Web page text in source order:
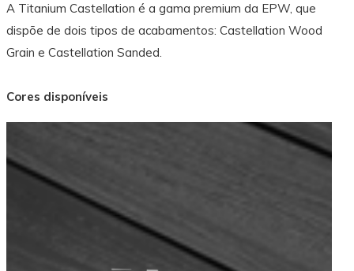
A Titanium Castellation é a gama premium da EPW, que
dispõe de dois tipos de acabamentos: Castellation Wood
Grain e Castellation Sanded.
Cores disponíveis